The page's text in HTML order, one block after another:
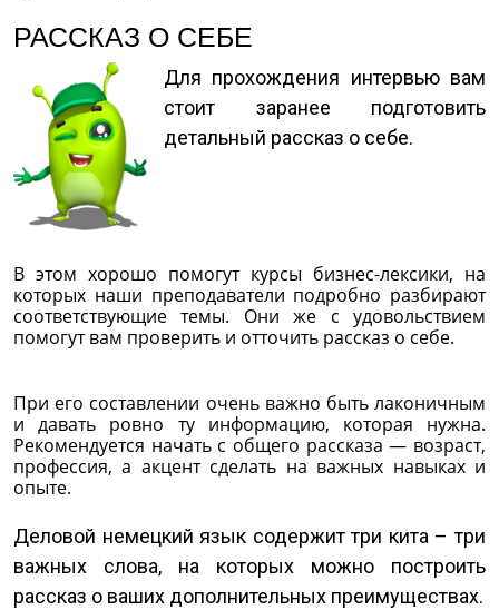
РАССКАЗ О СЕБЕ
Для прохождения интервью вам
стоит заранее подготовить
детальный рассказ о себе.
В этом хорошо помогут курсы бизнес-лексики, на
которых наши преподаватели подробно разбирают
соответствующие темы. Они же с удовольствием
помогут вам проверить и отточить рассказ о себе.
При его составлении очень важно быть лаконичным
и давать ровно ту информацию, которая нужна.
Рекомендуется начать с общего рассказа — возраст,
профессия, а акцент сделать на важных навыках и
опыте.
Деловой немецкий язык содержит три кита – три
важных слова, на которых можно построить
рассказ о ваших дополнительных преимуществах.